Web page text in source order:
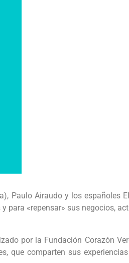
Paulo Airaudo y los españoles
para «repensar» sus negocios,
por la Fundación Corazón
que comparten sus